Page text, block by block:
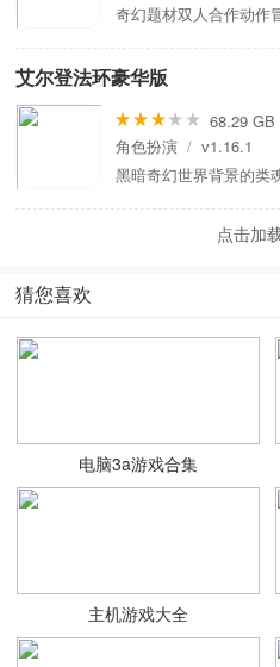
奇幻题材双人合作动作
艾尔登法环豪华版
68.29 GB
角色扮演 / v1.16.1
黑暗奇幻世界背景的类
点击加
猜您喜欢
电脑3a游戏合集
主机游戏大全